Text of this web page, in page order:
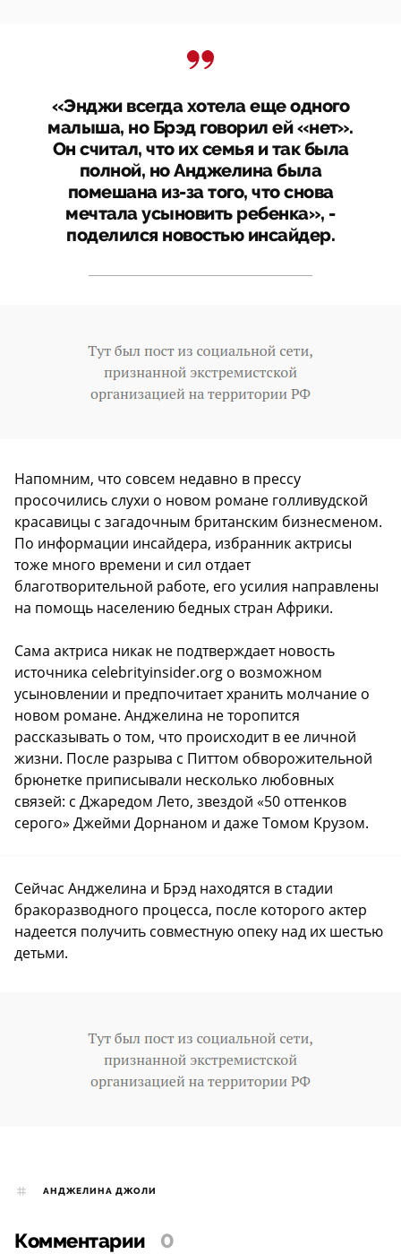
«Энджи всегда хотела еще одного
малыша, но Брэд говорил ей «нет».
Он считал, что их семья и так была
полной, но Анджелина была
помешана из-за того, что снова
мечтала усыновить ребенка», -
поделился новостью инсайдер.
Напомним, что совсем недавно в прессу
просочились слухи о новом романе голливудской
красавицы с загадочным британским бизнесменом.
По информации инсайдера, избранник актрисы
тоже много времени и сил отдает
благотворительной работе, его усилия направлены
на помощь населению бедных стран Африки.
Сама актриса никак не подтверждает новость
источника celebrityinsider.org о возможном
усыновлении и предпочитает хранить молчание о
новом романе. Анджелина не торопится
рассказывать о том, что происходит в ее личной
жизни. После разрыва с Питтом обворожительной
брюнетке приписывали несколько любовных
связей: с Джаредом Лето, звездой «50 оттенков
серого» Джейми Дорнаном и даже Томом Крузом.
Сейчас Анджелина и Брэд находятся в стадии
бракоразводного процесса, после которого актер
надеется получить совместную опеку над их шестью
детьми.
АНДЖЕЛИНА ДЖОЛИ
Комментарии 0